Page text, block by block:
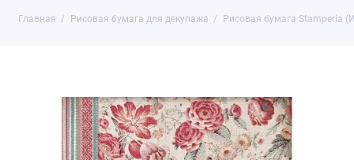
Главная Рисовая бумага для декупажа Рисовая бумага Stamperia